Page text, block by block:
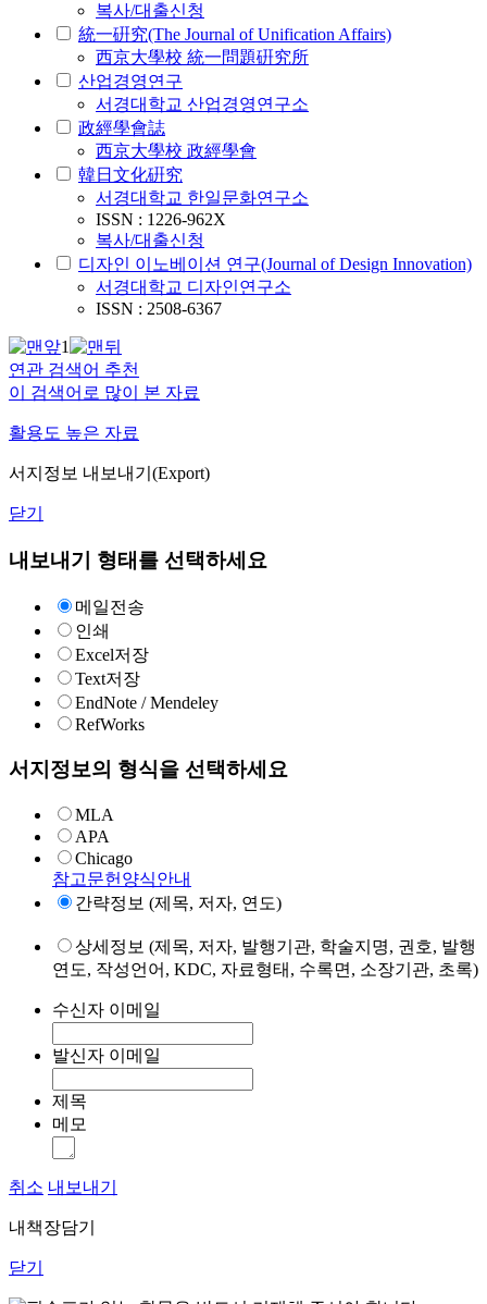
복사/대출신청
統一硏究(The Journal of Unification Affairs)
西京大學校 統一問題硏究所
산업경영연구
서경대학교 산업경영연구소
政經學會誌
西京大學校 政經學會
韓日文化硏究
서경대학교 한일문화연구소
ISSN : 1226-962X
복사/대출신청
디자인 이노베이션 연구(Journal of Design Innovation)
서경대학교 디자인연구소
ISSN : 2508-6367
1
연관 검색어 추천
이 검색어로 많이 본 자료
활용도 높은 자료
서지정보 내보내기(Export)
닫기
내보내기 형태를 선택하세요
메일전송
인쇄
Excel저장
Text저장
EndNote / Mendeley
RefWorks
서지정보의 형식을 선택하세요
MLA
APA
Chicago
참고문헌양식안내
간략정보 (제목, 저자, 연도)
상세정보 (제목, 저자, 발행기관, 학술지명, 권호, 발행
연도, 작성언어, KDC, 자료형태, 수록면, 소장기관, 초록)
수신자 이메일
발신자 이메일
제목
메모
취소 내보내기
내책장담기
닫기